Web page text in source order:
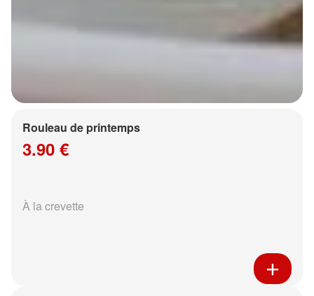
Rouleau de printemps
3.90 €
À la crevette